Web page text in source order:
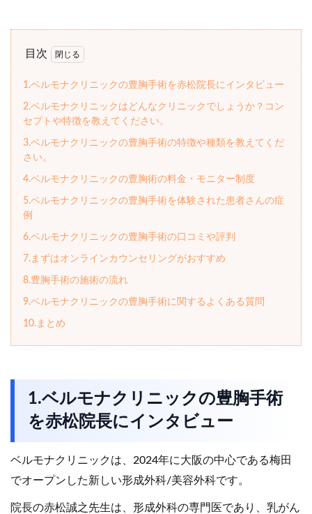
目次
1.ベルモナクリニックの豊胸手術を赤松院長にインタビュー
2.ベルモナクリニックはどんなクリニックでしょうか？コン
セプトや特徴を教えてください。
3.ベルモナクリニックの豊胸手術の特徴や種類を教えてくだ
さい。
4.ベルモナクリニックの豊胸術の料金・モニター制度
5.ベルモナクリニックの豊胸手術を体験された患者さんの症
例
6.ベルモナクリニックの豊胸手術の口コミや評判
7.まずはオンラインカウンセリングがおすすめ
8.豊胸手術の施術の流れ
9.ベルモナクリニックの豊胸手術に関するよくある質問
10.まとめ
1.ベルモナクリニックの豊胸手術
を赤松院長にインタビュー
ベルモナクリニックは、2024年に大阪の中心である梅田
でオープンした新しい形成外科/美容外科です。
院長の赤松誠之先生は、形成外科の専門医であり、乳がん